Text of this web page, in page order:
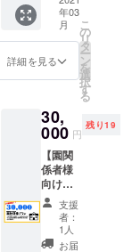
す。 そ
の他ご
質問な
どあり
ました
ただく
か、も
しくは
メッ
セージ
よりご
連絡く
ださ
い。 ※
原則
1時間で
同時に
３人ま
で指導
させて
頂きま
マッ
ト・跳
び箱・
鉄棒
や、縄
跳び・
ボール
の投げ
方・
サッ
年03
月
詳細を見る
こ
の
リ
タ
ー
ン
を
選
択
す
る
30,
000 円
残り19
【園関
係者様
向け
実技研
修プラ
ン】 保
育園
支援
者：
1人
お届